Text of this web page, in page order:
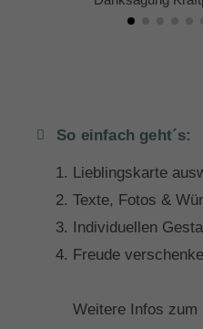
So einfach geht´s:
Lieblingskarte
Texte, Fotos &
Individuellen
Freude
Weitere Infos zum